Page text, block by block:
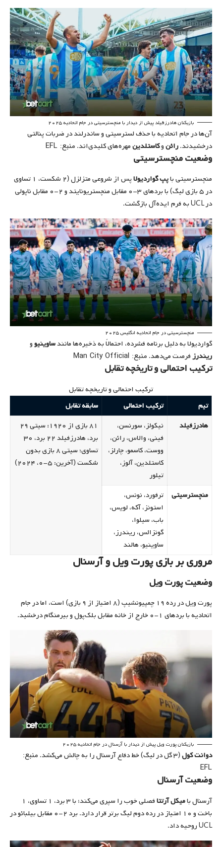
بازیکنان هادرزفیلد پیش از دیدار با منچسترسیتی در جام اتحادیه ۲۰۲۵
آن‌ها در جام اتحادیه با حذف لسترسیتی و ساندرلند در ضربات پنالتی
درخشیدند.رائنوکاستلدینمهره‌های کلیدی‌اند. منبع: EFL
وضعیت منچسترسیتی
منچسترسیتی باپپ گواردیولا
پس از شروعی متزلزل (۲ شکست، ۱ تساوی
در ۵ بازی لیگ) با بردهای ۳-۰ مقابل منچستریونایتد و ۲-۰ مقابل ناپولی
در UCL به فرم ایده‌آل بازگشت.
منچسترسیتی در جام اتحادیه انگلیس ۲۰۲۵
گواردیولا به دلیل برنامه فشرده، احتمالاً به ذخیره‌ها مانندساوینیوو
ریندرزفرصت می‌دهد. منبع: Man City Official
ترکیب احتمالی و تاریخچه تقابل
ترکیب احتمالی و تاریخچه تقابل
تیم
ترکیب احتمالی
سابقه تقابل
هادرزفیلد
نیکولز، سورنسن،
فینی، والاس، رائن،
ووست، کاسمو، چارلز،
کاستلدین، آلوز،
تیلور
۸۱ بازی از ۱۹۲۰: سیتی ۲۹
برد، هادرزفیلد ۲۲ برد، ۳۰
تساوی؛ سیتی ۸ بازی بدون
شکست (آخرین: ۵-۰، ۲۰۲۴)
منچسترسیتی
ترفورد، نونس،
استونز، آکه، لویس،
باب، سیلوا،
گونزالس، ریندرز،
ساوینیو، هالند
مروری بر بازی پورت ویل و آرسنال
وضعیت پورت ویل
پورت ویل در رده ۱۹ چمپیونشیپ (۸ امتیاز از ۹ بازی) است، اما در جام
اتحادیه با بردهای ۱-۰ خارج از خانه مقابل بلک‌پول و بیرمنگام درخشید.
بازیکنان پورت ویل پیش از دیدار با آرسنال در جام اتحادیه ۲۰۲۵
دوانت کول(۳ گل در لیگ) خط دفاع آرسنال را به چالش می‌کشد.
منبع:
EFL
وضعیت آرسنال
آرسنال بامیکل آرتتا
فصلی خوب را سپری می‌کند؛ با ۳ برد، ۱ تساوی، ۱
باخت و ۱۰ امتیاز در رده دوم لیگ برتر قرار دارد. برد ۲-۰ مقابل بیلبائو در
UCL روحیه داد.